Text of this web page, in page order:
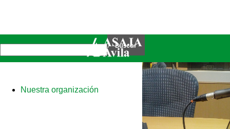
Nuestra organización